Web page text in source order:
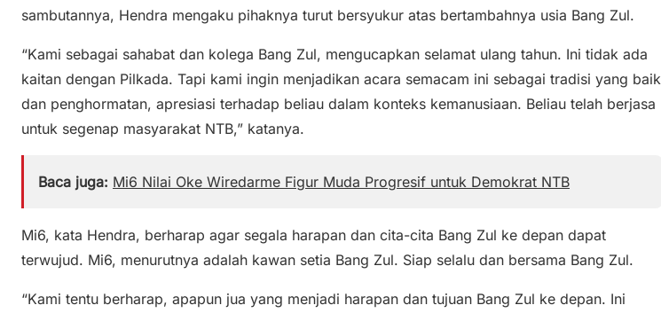
sambutannya, Hendra mengaku pihaknya turut bersyukur atas bertambahnya usia Bang Zul.
“Kami sebagai sahabat dan kolega Bang Zul, mengucapkan selamat ulang tahun. Ini tidak ada
kaitan dengan Pilkada. Tapi kami ingin menjadikan acara semacam ini sebagai tradisi yang baik
dan penghormatan, apresiasi terhadap beliau dalam konteks kemanusiaan. Beliau telah berjasa
untuk segenap masyarakat NTB,” katanya.
Baca juga: Mi6 Nilai Oke Wiredarme Figur Muda Progresif untuk Demokrat NTB
Mi6, kata Hendra, berharap agar segala harapan dan cita-cita Bang Zul ke depan dapat
terwujud. Mi6, menurutnya adalah kawan setia Bang Zul. Siap selalu dan bersama Bang Zul.
“Kami tentu berharap, apapun jua yang menjadi harapan dan tujuan Bang Zul ke depan. Ini